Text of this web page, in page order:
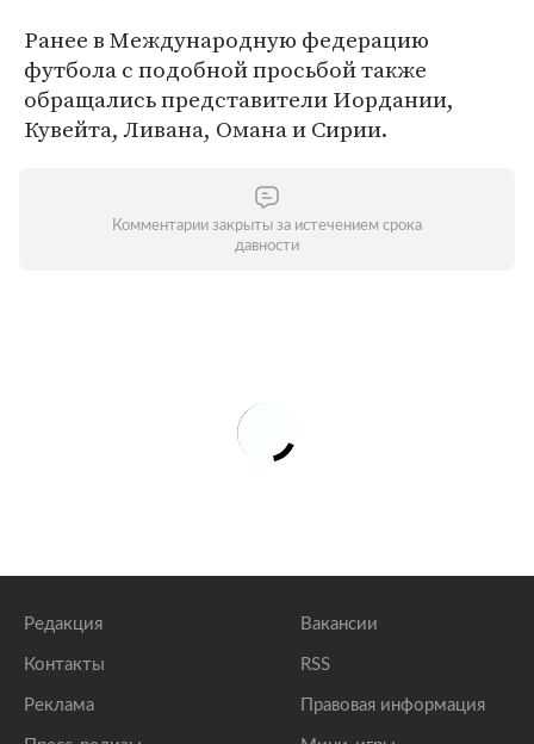
Ранее в Международную федерацию
футбола с подобной просьбой также
обращались представители Иордании,
Кувейта, Ливана, Омана и Сирии.
Комментарии закрыты за истечением срока
давности
Редакция
Контакты
Реклама
Вакансии
RSS
Правовая информация